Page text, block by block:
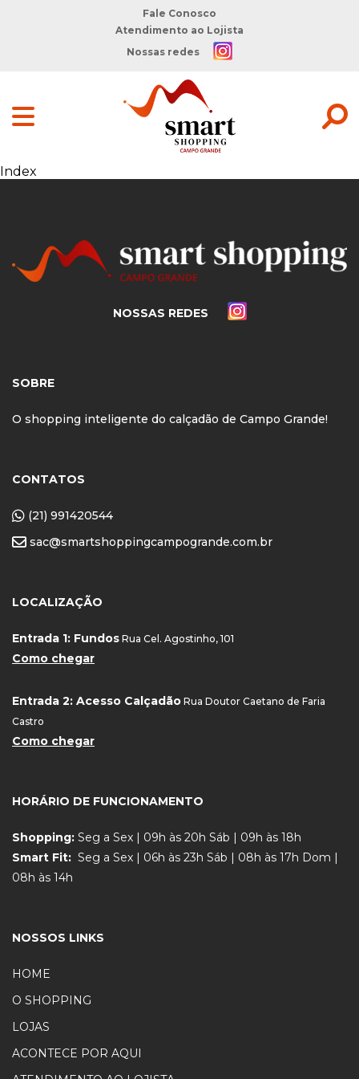
Fale Conosco
Atendimento ao Lojista
Nossas redes
Index
NOSSAS REDES
SOBRE
O shopping inteligente do calçadão de Campo Grande!
CONTATOS
(21) 991420544
sac@smartshoppingcampogrande.com.br
LOCALIZAÇÃO
Entrada 1: Fundos Rua Cel. Agostinho, 101
Como chegar
Entrada 2: Acesso Calçadão Rua Doutor Caetano de Faria
Castro
Como chegar
HORÁRIO DE FUNCIONAMENTO
Shopping: Seg a Sex | 09h às 20h Sáb | 09h às 18h
Smart Fit: Seg a Sex | 06h às 23h Sáb | 08h às 17h Dom |
08h às 14h
NOSSOS LINKS
HOME
O SHOPPING
LOJAS
ACONTECE POR AQUI